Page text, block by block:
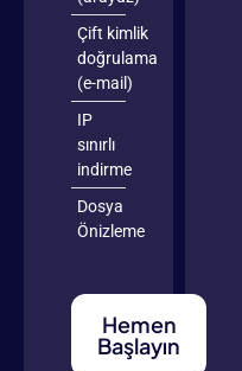
Çift kimlik
doğrulama
(e-mail)
IP
sınırlı
indirme
Dosya
Önizleme
Hemen
Başlayın